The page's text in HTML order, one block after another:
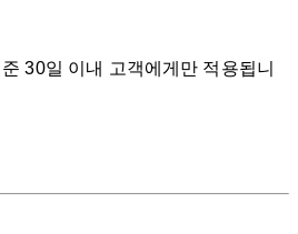
30일 이내 고객에게만 적용됩니